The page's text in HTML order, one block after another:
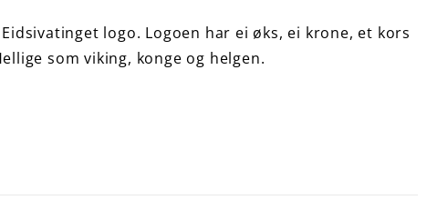
logo. Logoen har ei øks, ei krone, et kors
som viking, konge og helgen.